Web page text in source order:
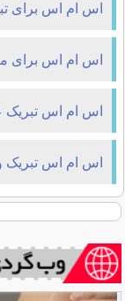
اس ام اس برای
اس ام اس برای
اس ام اس تبریک
اس ام اس تبریک